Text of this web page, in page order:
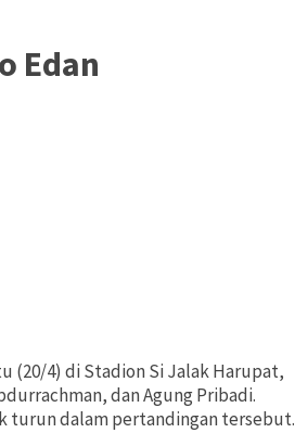
Edan
(20/4) di Stadion Si Jalak Harupat,
dan Agung Pribadi.
turun dalam pertandingan tersebut.